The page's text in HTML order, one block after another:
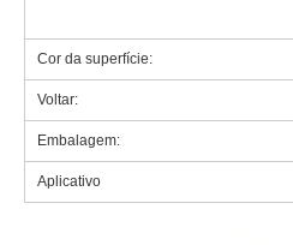
Cor da superfície:
Voltar:
Embalagem:
Aplicativo